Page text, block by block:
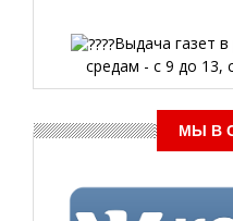
Выдача газет
средам - с 9 до 13,
МЫ В